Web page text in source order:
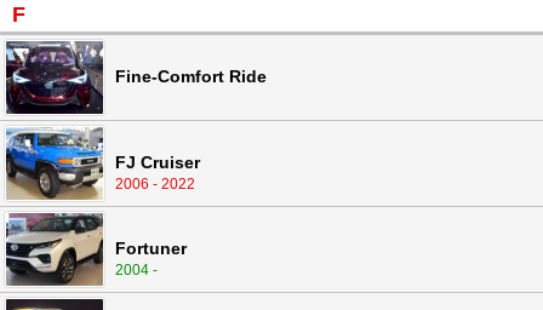
F
Fine-Comfort Ride
FJ Cruiser
2006 - 2022
Fortuner
2004 -